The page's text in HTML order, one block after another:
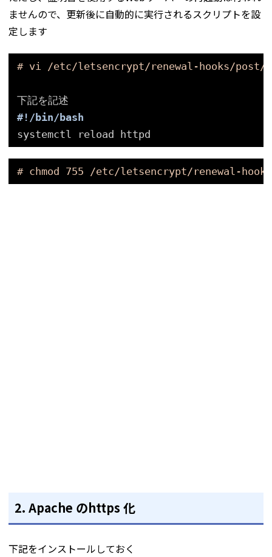
ませんので、更新後に自動的に実行されるスクリプトを設
定します
# vi /etc/letsencrypt/renewal-hooks/post/
下記を記述
#!/bin/bash
systemctl reload httpd
# chmod 755 /etc/letsencrypt/renewal-
2. Apache のhttps 化
下記をインストールしておく